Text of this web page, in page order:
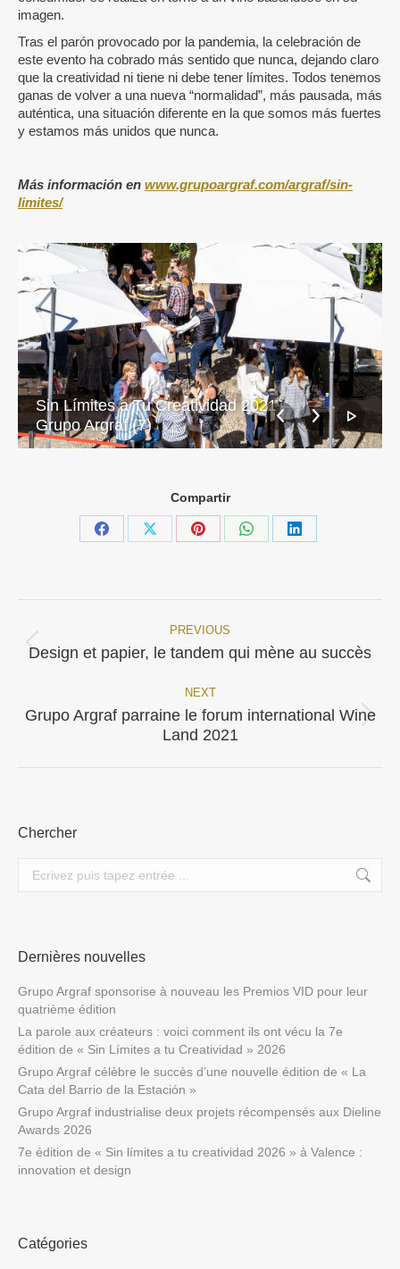
imagen.
Tras el parón provocado por la pandemia, la celebración de
este evento ha cobrado más sentido que nunca, dejando claro
que la creatividad ni tiene ni debe tener límites. Todos tenemos
ganas de volver a una nueva “normalidad”, más pausada, más
auténtica, una situación diferente en la que somos más fuertes
y estamos más unidos que nunca.
Más información en www.grupoargraf.com/argraf/sin-
limites/
Sin Límites a Tu Creatividad 2021 –
Grupo Argraf (7)
Compartir
Share
Share
Share
Share
Share
Post
PREVIOUS
Previous
Design et papier, le tandem qui mène au succès
NEXT
Next
post:
Grupo Argraf parraine le forum international Wine
Land 2021
Chercher
Dernières nouvelles
Grupo Argraf sponsorise à nouveau les Premios VID pour leur
quatrième édition
La parole aux créateurs : voici comment ils ont vécu la 7e
édition de « Sin Límites a tu Creatividad » 2026
Grupo Argraf célèbre le succès d’une nouvelle édition de « La
Cata del Barrio de la Estación »
Grupo Argraf industrialise deux projets récompensés aux Dieline
Awards 2026
7e édition de « Sin límites a tu creatividad 2026 » à Valence :
innovation et design
Catégories